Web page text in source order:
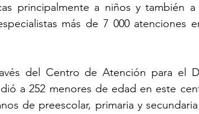
principalmente a niños y también
más de 7 000 atenciones
del Centro de Atención para el
a 252 menores de edad en este
de preescolar, primaria y